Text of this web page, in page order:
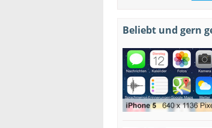
Beliebt und gern